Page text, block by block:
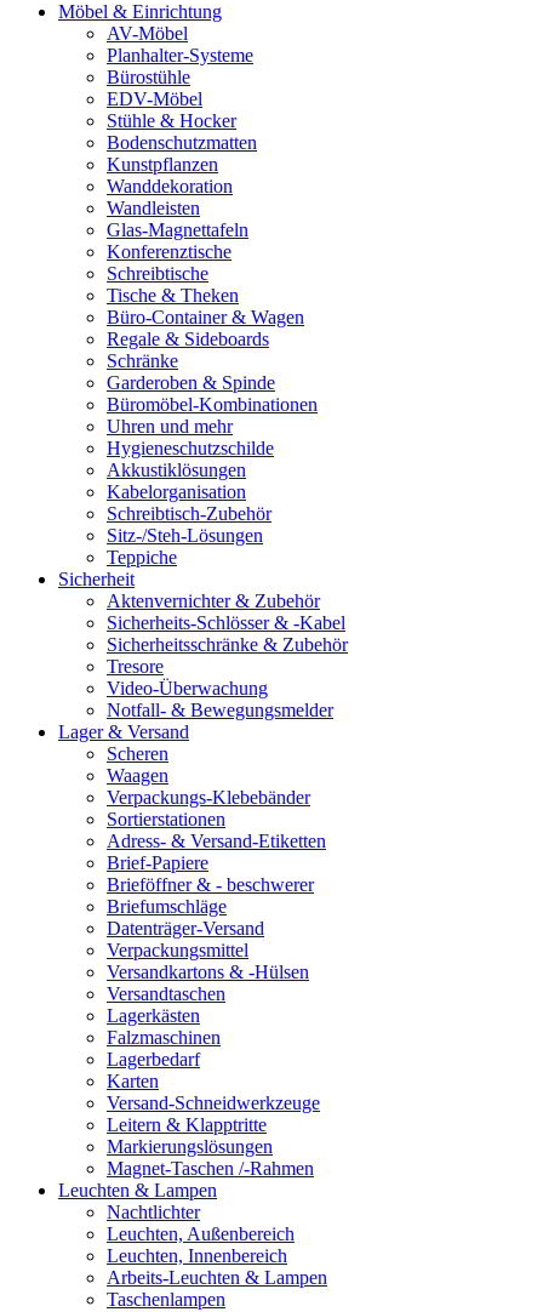
Möbel & Einrichtung
AV-Möbel
Planhalter-Systeme
Bürostühle
EDV-Möbel
Stühle & Hocker
Bodenschutzmatten
Kunstpflanzen
Wanddekoration
Wandleisten
Glas-Magnettafeln
Konferenztische
Schreibtische
Tische & Theken
Büro-Container & Wagen
Regale & Sideboards
Schränke
Garderoben & Spinde
Büromöbel-Kombinationen
Uhren und mehr
Hygieneschutzschilde
Akkustiklösungen
Kabelorganisation
Schreibtisch-Zubehör
Sitz-/Steh-Lösungen
Teppiche
Sicherheit
Aktenvernichter & Zubehör
Sicherheits-Schlösser & -Kabel
Sicherheitsschränke & Zubehör
Tresore
Video-Überwachung
Notfall- & Bewegungsmelder
Lager & Versand
Scheren
Waagen
Verpackungs-Klebebänder
Sortierstationen
Adress- & Versand-Etiketten
Brief-Papiere
Brieföffner & - beschwerer
Briefumschläge
Datenträger-Versand
Verpackungsmittel
Versandkartons & -Hülsen
Versandtaschen
Lagerkästen
Falzmaschinen
Lagerbedarf
Karten
Versand-Schneidwerkzeuge
Leitern & Klapptritte
Markierungslösungen
Magnet-Taschen /-Rahmen
Leuchten & Lampen
Nachtlichter
Leuchten, Außenbereich
Leuchten, Innenbereich
Arbeits-Leuchten & Lampen
Taschenlampen